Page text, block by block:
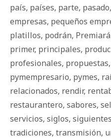
país, países, parte, pasado,
empresas, pequeños
platillos, podrán,
primer, principales,
profesionales, propuestas,
pymempresario, pymes,
relacionados, rendir,
restaurantero, sabores,
servicios, siglos, siguientes
tradiciones, transmisión,